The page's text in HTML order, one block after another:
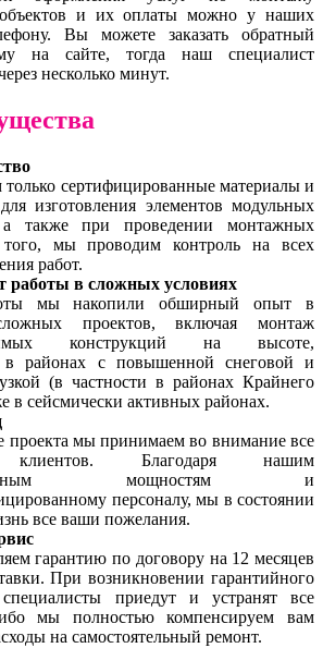
объектов и их оплаты можно у наших
Вы можете заказать обратный
на сайте, тогда наш специалист
несколько минут.
сертифицированные материалы и
изготовления элементов модульных
а также при проведении монтажных
мы проводим контроль на всех
работ.
работы в сложных условиях
мы накопили обширный опыт в
проектов, включая монтаж
конструкций на высоте,
в районах с повышенной снеговой и
(в частности в районах Крайнего
в сейсмически активных районах.
проекта мы принимаем во внимание все
клиентов. Благодаря нашим
мощностям и
персоналу, мы в состоянии
все ваши пожелания.
гарантию по договору на 12 месяцев
При возникновении гарантийного
приедут и устранят все
мы полностью компенсируем вам
на самостоятельный ремонт.